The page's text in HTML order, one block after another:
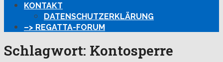
KONTAKT
DATENSCHUTZERKLÄRUNG
–> REGATTA-FORUM
Schlagwort: Kontosperre